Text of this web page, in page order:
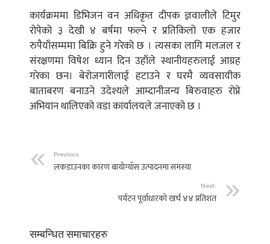
कार्यक्रममा डिभिजन वन अधिकृत दीपक ज्ञवालीले टिमुर
रोपेको ३ देखी ४ बर्षमा फल्ने र प्रतिकिलो एक हजार
रुपैयाँसम्ममा बिक्रि हुने गरेको छ । त्यसका लागि मलजल र
संरक्षणमा विषेश ध्यान दिन उहाँले स्थानीयहरुलाई आग्रह
गरेका छन। बेरोजगारीलाई हटाउने र घरमै व्यवसायीक
बाताबरण बनाउने उदेश्यले आम्दानीजन्य बिरुवाहरु रोप्ने
अभियान थालिएको वडा कार्यालयले जनाएको छ ।
Previous:
लकडाउनका कारण बायोग्याँस उत्पादनमा समस्या
Next:
पर्यटन पूर्वाधारको खर्च ४४ प्रतिशत
सम्बन्धित समाचारहरु